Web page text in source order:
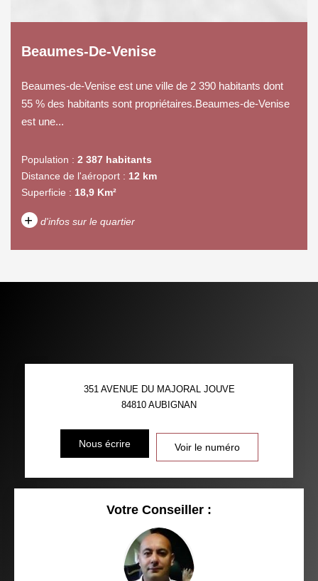
Beaumes-De-Venise
Beaumes-de-Venise est une ville de 2 390 habitants dont
55 % des habitants sont propriétaires.Beaumes-de-Venise
est une...
Population : 2 387 habitants
Distance de l'aéroport : 12 km
Superficie : 18,9 Km²
+ d'infos sur le quartier
TAXE FONCIÈRE
PART DES MÉNAGES SANS
VOITURE
DISTANCE DE L'AÉROPORT :
RESTAURANTS ET CAFÉS COMMERCES
351 AVENUE DU MAJORAL JOUVE
84810 AUBIGNAN
Nous écrire Voir le numéro
Votre Conseiller :